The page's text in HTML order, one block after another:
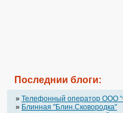
Последнии блоги:
» Телефонный оператор OOO
» Блинная "Блин.Сковородка"